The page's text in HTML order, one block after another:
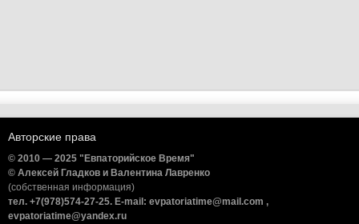
Авторские права
© 2010 — 2025 "Евпаторийское Время"
© Алексей Гладков и Валентина Лавренко
(собственная информация)
тел. +7(978)574-27-25. E-mail: evpatoriatime@mail.com ,
evpatoriatime@yandex.ru